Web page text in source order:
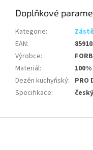
Doplňkové
Kategorie:
EAN:
Výrobce:
Materiál:
Dezén kuchyňský: PRO
Specifikace: